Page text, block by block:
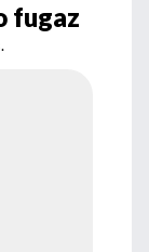
fugaz